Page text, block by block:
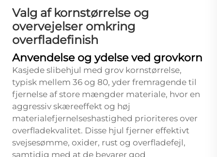
Valg af kornstørrelse og
overvejelser omkring
overfladefinish
Anvendelse og ydelse ved grovkorn
Kasjede slibehjul med grov kornstørrelse,
typisk mellem 36 og 80, yder fremragende til
fjernelse af store mængder materiale, hvor en
aggressiv skæreeffekt og høj
materialefjernelseshastighed prioriteres over
overfladekvalitet. Disse hjul fjerner effektivt
svejsesømme, oxider, rust og overfladefejl,
samtidig med at de bevarer god